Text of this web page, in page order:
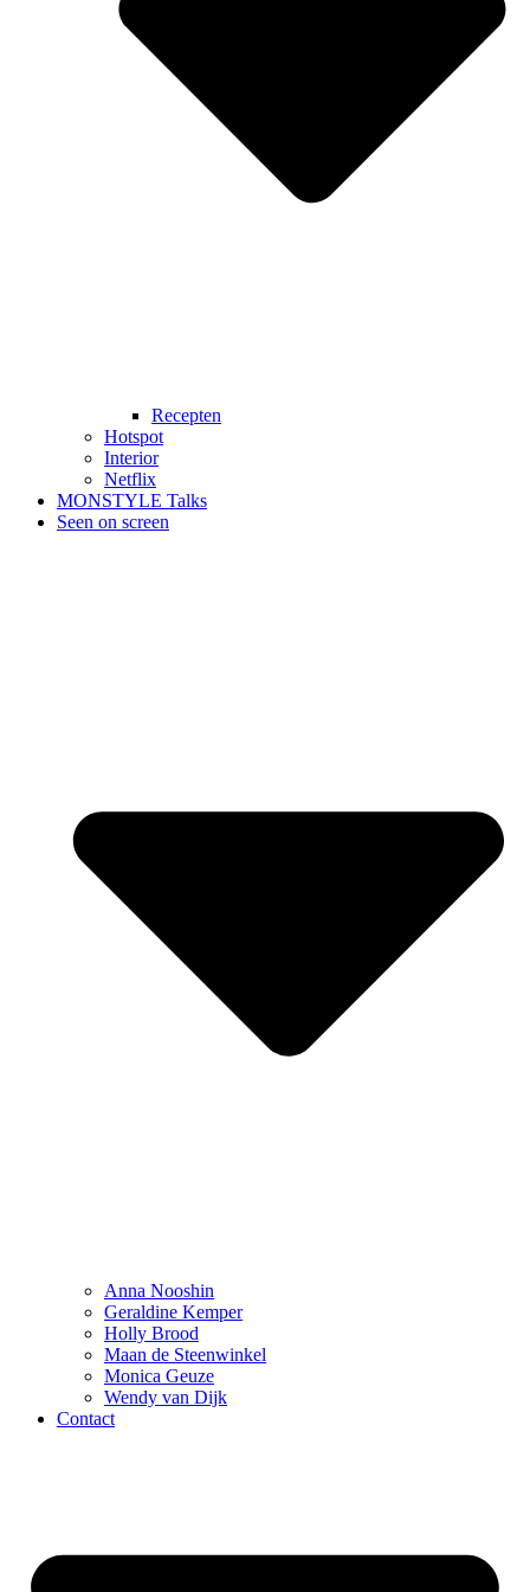
Recepten
Hotspot
Interior
Netflix
MONSTYLE Talks
Seen on screen
Anna Nooshin
Geraldine Kemper
Holly Brood
Maan de Steenwinkel
Monica Geuze
Wendy van Dijk
Contact